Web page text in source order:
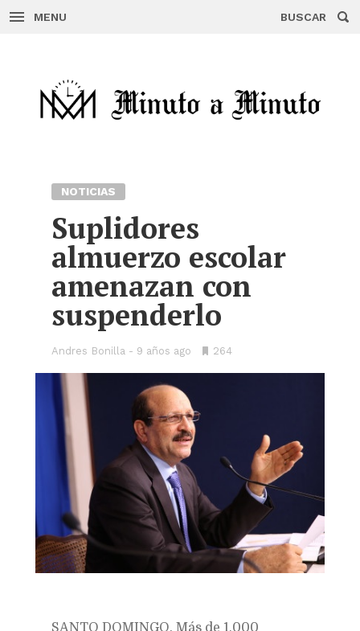
MENU BUSCAR
NOTICIAS
Suplidores
almuerzo escolar
amenazan con
suspenderlo
Andres Bonilla 9 años ago
•264
SANTO DOMINGO. Más de 1,000